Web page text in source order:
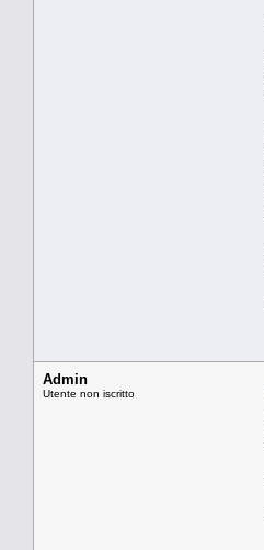
Admin
Utente non iscritto